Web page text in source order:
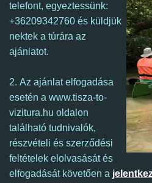
telefont, egyeztessünk:
+36209342760 és küldjük
nektek a túrára az
ajánlatot.
2. Az ajánlat elfogadása
esetén a www.tisza-to-
vizitura.hu oldalon
található tudnivalók,
részvételi és szerződési
feltételek elolvasását és
elfogadását követően a